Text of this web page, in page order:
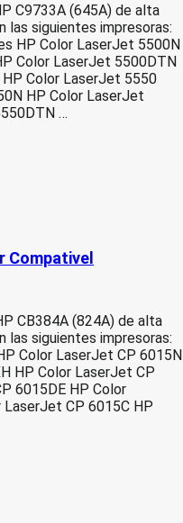
C9733A (645A) de alta
las siguientes impresoras:
HP Color LaserJet 5500N
Color LaserJet 5500DTN
Color LaserJet 5550
HP Color LaserJet
…
Compativel
CB384A (824A) de alta
las siguientes impresoras:
Color LaserJet CP 6015N
HP Color LaserJet CP
6015DE HP Color
CP 6015C HP